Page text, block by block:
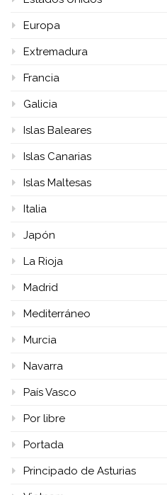
Europa
Extremadura
Francia
Galicia
Islas Baleares
Islas Canarias
Islas Maltesas
Italia
Japón
La Rioja
Madrid
Mediterráneo
Murcia
Navarra
País Vasco
Por libre
Portada
Principado de Asturias